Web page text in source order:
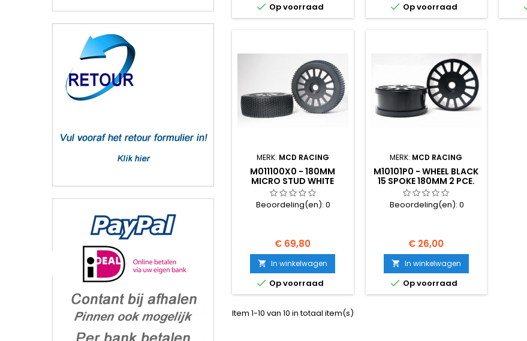
 Op voorraad  Op voorraad
MERK: MCD RACING
M011100X0 - 180MM
MICRO STUD WHITE
SPOT-15 SPOKE WHEEL
ASSY
Beoordeling(en):0
Prijs
€ 69,80
 In winkelwagen
 Op voorraad
MERK: MCD RACING
M10101P0 - WHEEL BLACK
15 SPOKE 180MM 2 PCE.
Beoordeling(en): 0
Prijs
€ 26,00
 In winkelwagen
 Op voorraad
Item 1-10 van 10 in totaal item(s)